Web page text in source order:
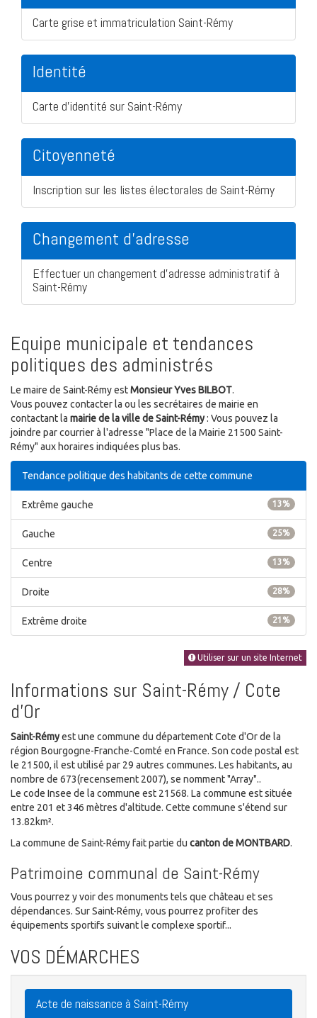
Carte grise et immatriculation Saint-Rémy
Identité
Carte d'identité sur Saint-Rémy
Citoyenneté
Inscription sur les listes électorales de Saint-Rémy
Changement d'adresse
Effectuer un changement d'adresse administratif à
Saint-Rémy
Equipe municipale et tendances
politiques des administrés
Le maire de Saint-Rémy estMonsieur Yves BILBOT.
Vous pouvez contacter la ou les secrétaires de mairie en
contactant la mairie de la ville de Saint-Rémy: Vous pouvez la
joindre par courrier à l'adresse "Place de la Mairie 21500 Saint-
Rémy" aux horaires indiquées plus bas.
Tendance politique des habitants de cette commune
13%
Extrême gauche
25%
Gauche
13%
Centre
28%
Droite
21%
Extrême droite
Utiliser sur un site Internet
Informations sur Saint-Rémy / Cote
d'Or
Saint-Rémyest une commune du département Cote d'Or de la
région Bourgogne-Franche-Comté en France. Son code postal est
le 21500, il est utilisé par 29 autres communes. Les habitants, au
nombre de 673(recensement 2007), se nomment "Array"..
Le code Insee de la commune est 21568. La commune est située
entre 201 et 346 mètres d'altitude. Cette commune s'étend sur
13.82km².
La commune de Saint-Rémy fait partie du canton de MONTBARD.
Patrimoine communal de Saint-Rémy
Vous pourrez y voir des monuments tels que château et ses
dépendances. Sur Saint-Rémy, vous pourrez profiter des
équipements sportifs suivant le complexe sportif...
VOS DÉMARCHES
Acte de naissance à Saint-Rémy